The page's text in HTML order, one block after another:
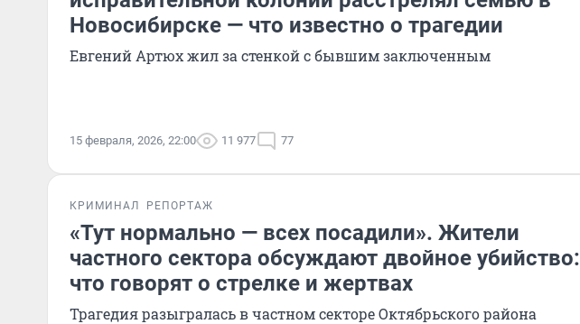
Новосибирске — что известно о трагедии
Евгений Артюх жил за стенкой с бывшим заключенным
15 февраля, 2026, 22:00 11 977 77
КРИМИНАЛ РЕПОРТАЖ
«Тут нормально — всех посадили». Жители
частного сектора обсуждают двойное убийство:
что говорят о стрелке и жертвах
Трагедия разыгралась в частном секторе Октябрьского района